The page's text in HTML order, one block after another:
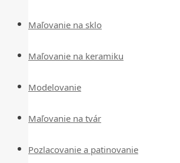
Maľovanie na sklo
Maľovanie na keramiku
Modelovanie
Maľovanie na tvár
Pozlacovanie a patinovanie